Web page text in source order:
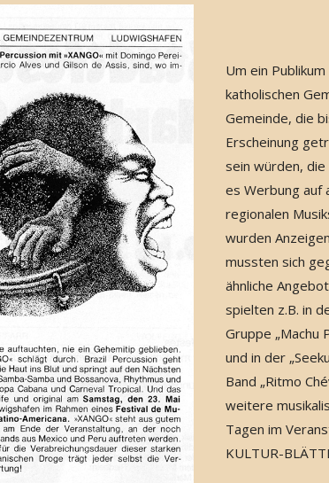
Um ein
katholischen
Gemeinde, die
Erscheinung
sein würden,
es Werbung auf
regionalen
wurden
mussten sich
ähnliche
spielten z.B. in
Gruppe „Machu
und in der
Band „Ritmo
weitere
Tagen im
KULTUR-